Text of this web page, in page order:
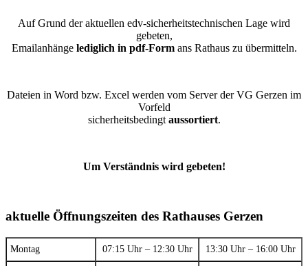
Auf Grund der aktuellen edv-sicherheitstechnischen Lage wird
gebeten,
Emailanhänge lediglich in pdf-Formans Rathaus zu übermitteln.
Dateien in Word bzw. Excel werden vom Server der VG Gerzen im
Vorfeld
sicherheitsbedingt aussortiert.
Um Verständnis wird gebeten!
aktuelle Öffnungszeiten des Rathauses Gerzen
Montag 07:15 Uhr – 12:30 Uhr 13:30 Uhr – 16:00 Uhr